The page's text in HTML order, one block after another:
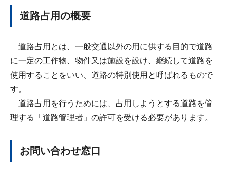
道路占用の概要
道路占用とは、一般交通以外の用に供する目的で道路
に一定の工作物、物件又は施設を設け、継続して道路を
使用することをいい、道路の特別使用と呼ばれるもので
す。
道路占用を行うためには、占用しようとする道路を管
理する「道路管理者」の許可を受ける必要があります。
お問い合わせ窓口